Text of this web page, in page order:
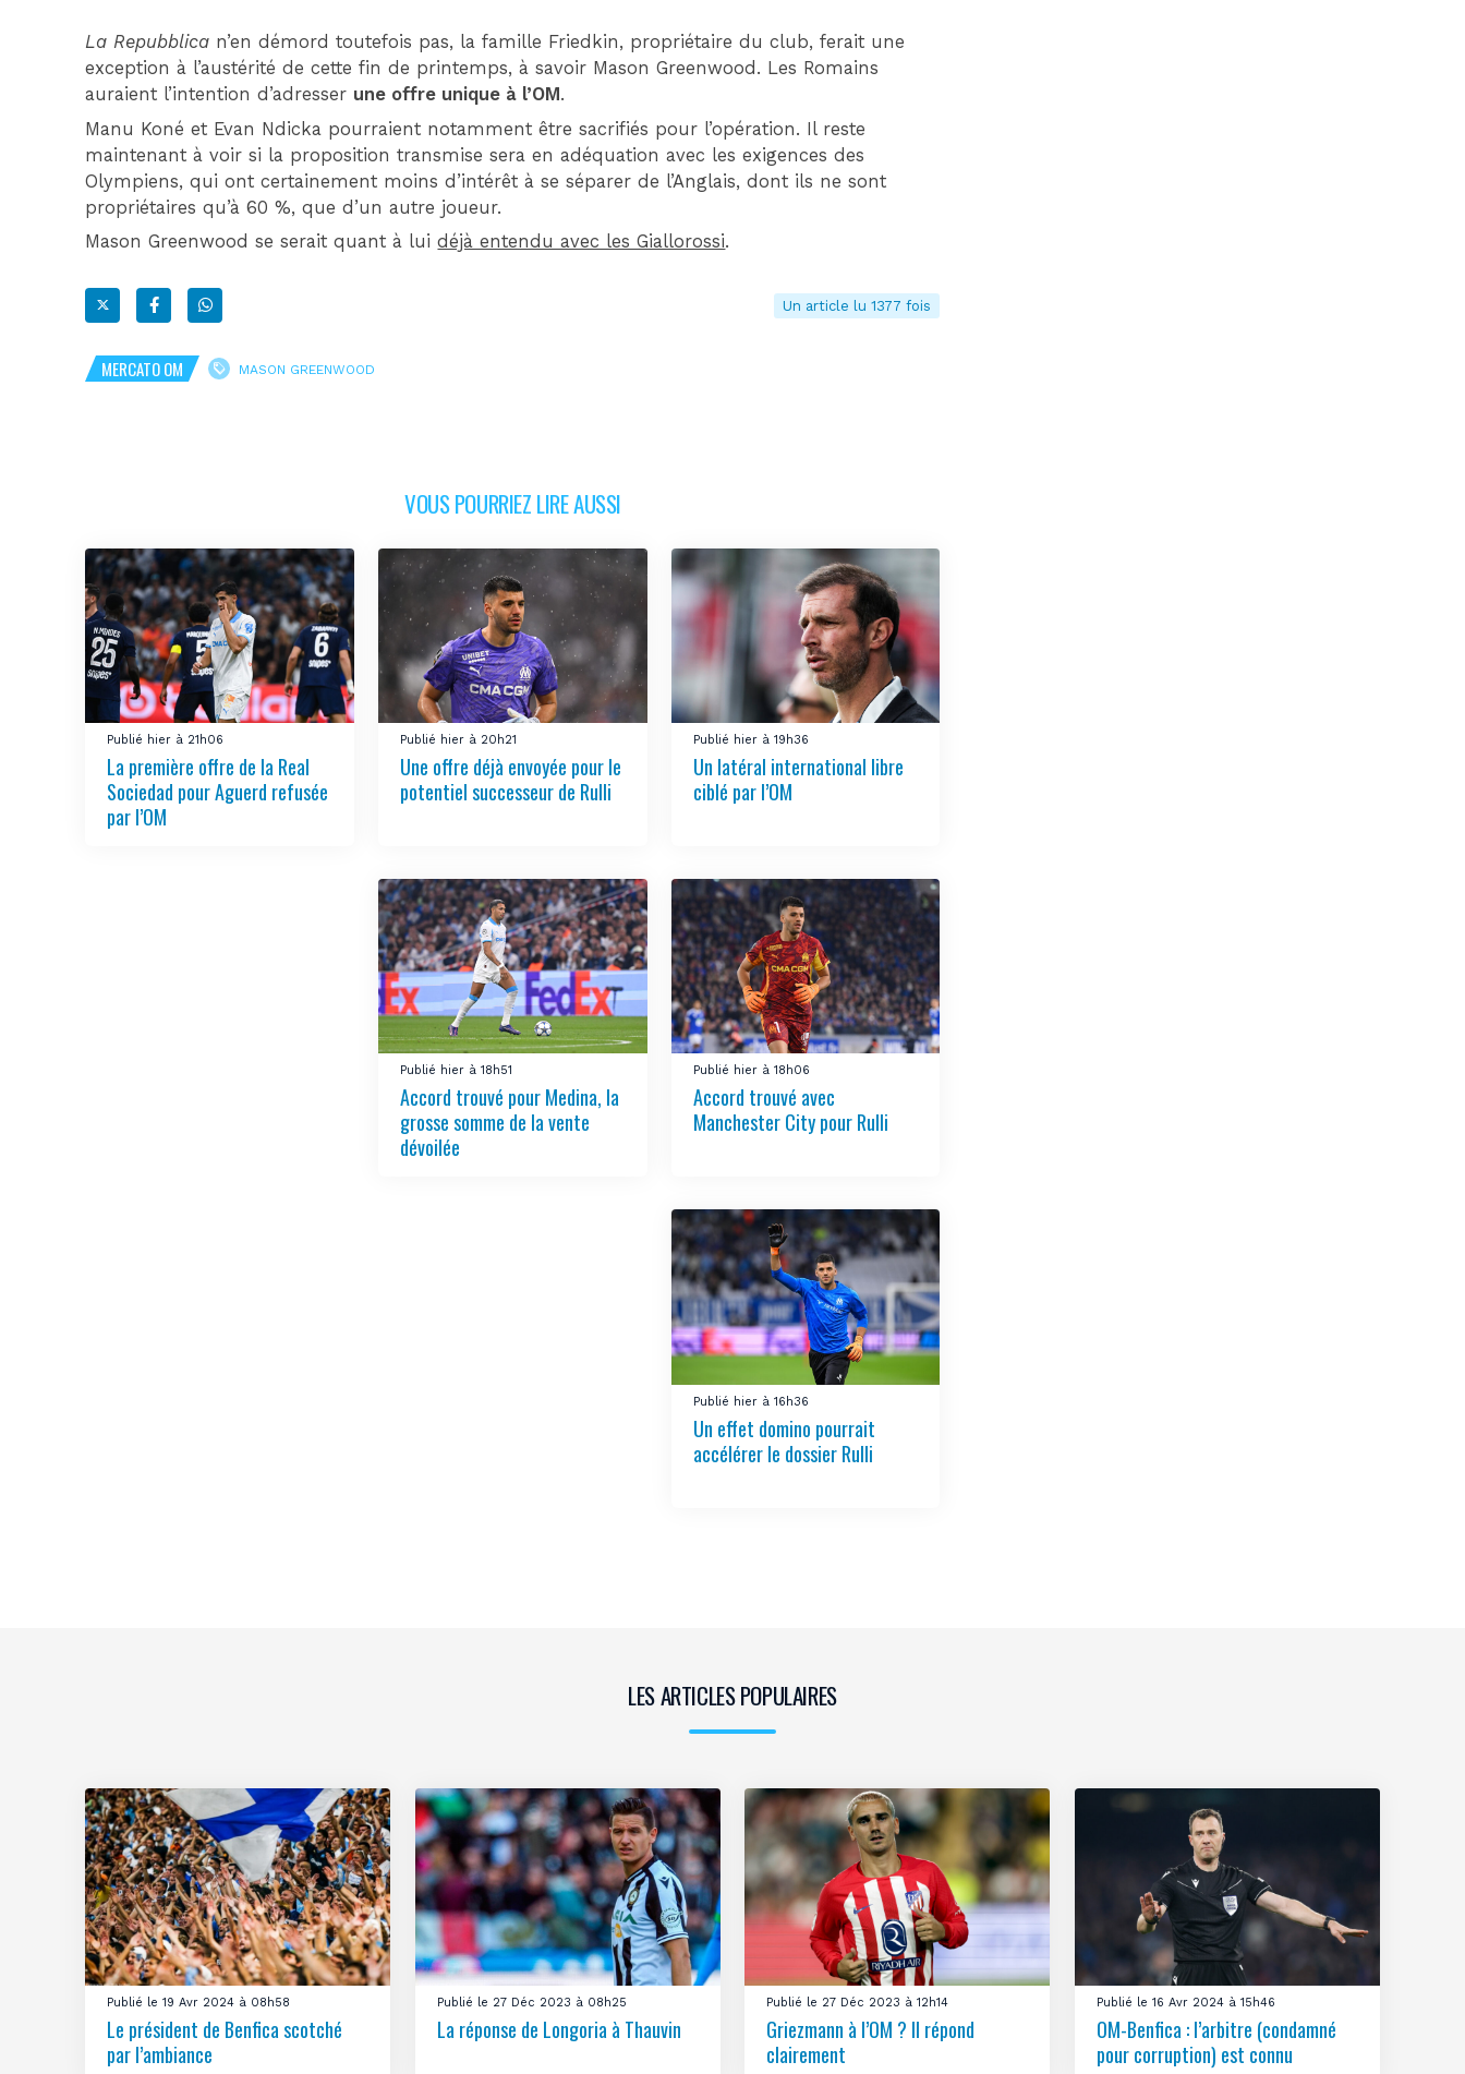
La Repubblica n’en démord toutefois pas, la famille Friedkin, propriétaire du club, ferait une
exception à l’austérité de cette fin de printemps, à savoir Mason Greenwood. Les Romains
auraient l’intention d’adresser une offre unique à l’OM.
Manu Koné et Evan Ndicka pourraient notamment être sacrifiés pour l’opération. Il reste
maintenant à voir si la proposition transmise sera en adéquation avec les exigences des
Olympiens, qui ont certainement moins d’intérêt à se séparer de l’Anglais, dont ils ne sont
propriétaires qu’à 60 %, que d’un autre joueur.
Mason Greenwood se serait quant à luidéjà entendu avec les Giallorossi.
Un article lu 1377 fois
MERCATO OM MASON GREENWOOD
VOUS POURRIEZ LIRE AUSSI
Publié hier à 21h06
La première offre de la Real
Sociedad pour Aguerd refusée
par l’OM
Publié hier à 20h21
Une offre déjà envoyée pour le
potentiel successeur de Rulli
Publié hier à 19h36
Un latéral international libre
ciblé par l’OM
Publié hier à 18h51
Accord trouvé pour Medina, la
grosse somme de la vente
dévoilée
Publié hier à 18h06
Accord trouvé avec
Manchester City pour Rulli
Publié hier à 16h36
Un effet domino pourrait
accélérer le dossier Rulli
LES ARTICLES POPULAIRES
Publié le 19 Avr 2024 à 08h58
Le président de Benfica scotché
par l’ambiance
Publié le 27 Déc 2023 à 08h25
La réponse de Longoria à Thauvin
Publié le 27 Déc 2023 à 12h14
Griezmann à l’OM ? Il répond
clairement
Publié le 16 Avr 2024 à 15h46
OM-Benfica : l’arbitre (condamné
pour corruption) est connu